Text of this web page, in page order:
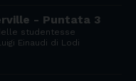
- Puntata 3
studentesse
Einaudi di Lodi